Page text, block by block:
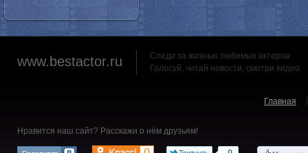
www.bestactor.ru
Следи за жизнью любимых актеров
Голосуй, читай новости, смотри видео
Главная
Нравится наш сайт? Расскажи о нём друзьям!